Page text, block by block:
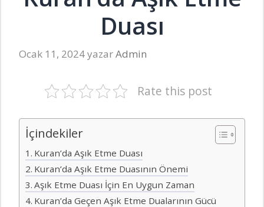
Duası
Ocak 11, 2024yazarAdmin
Rate this post
İçindekiler
Kuran’da Aşık Etme Duası
Kuran’da Aşık Etme Duasının Önemi
Aşık Etme Duası İçin En Uygun Zaman
Kuran’da Geçen Aşık Etme Dualarının Gücü